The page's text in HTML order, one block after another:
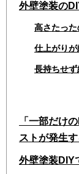
外壁塗装の
高さたっ
仕上がり
長持ちせ
「一部だけ
ストが発生す
外壁塗装DIY